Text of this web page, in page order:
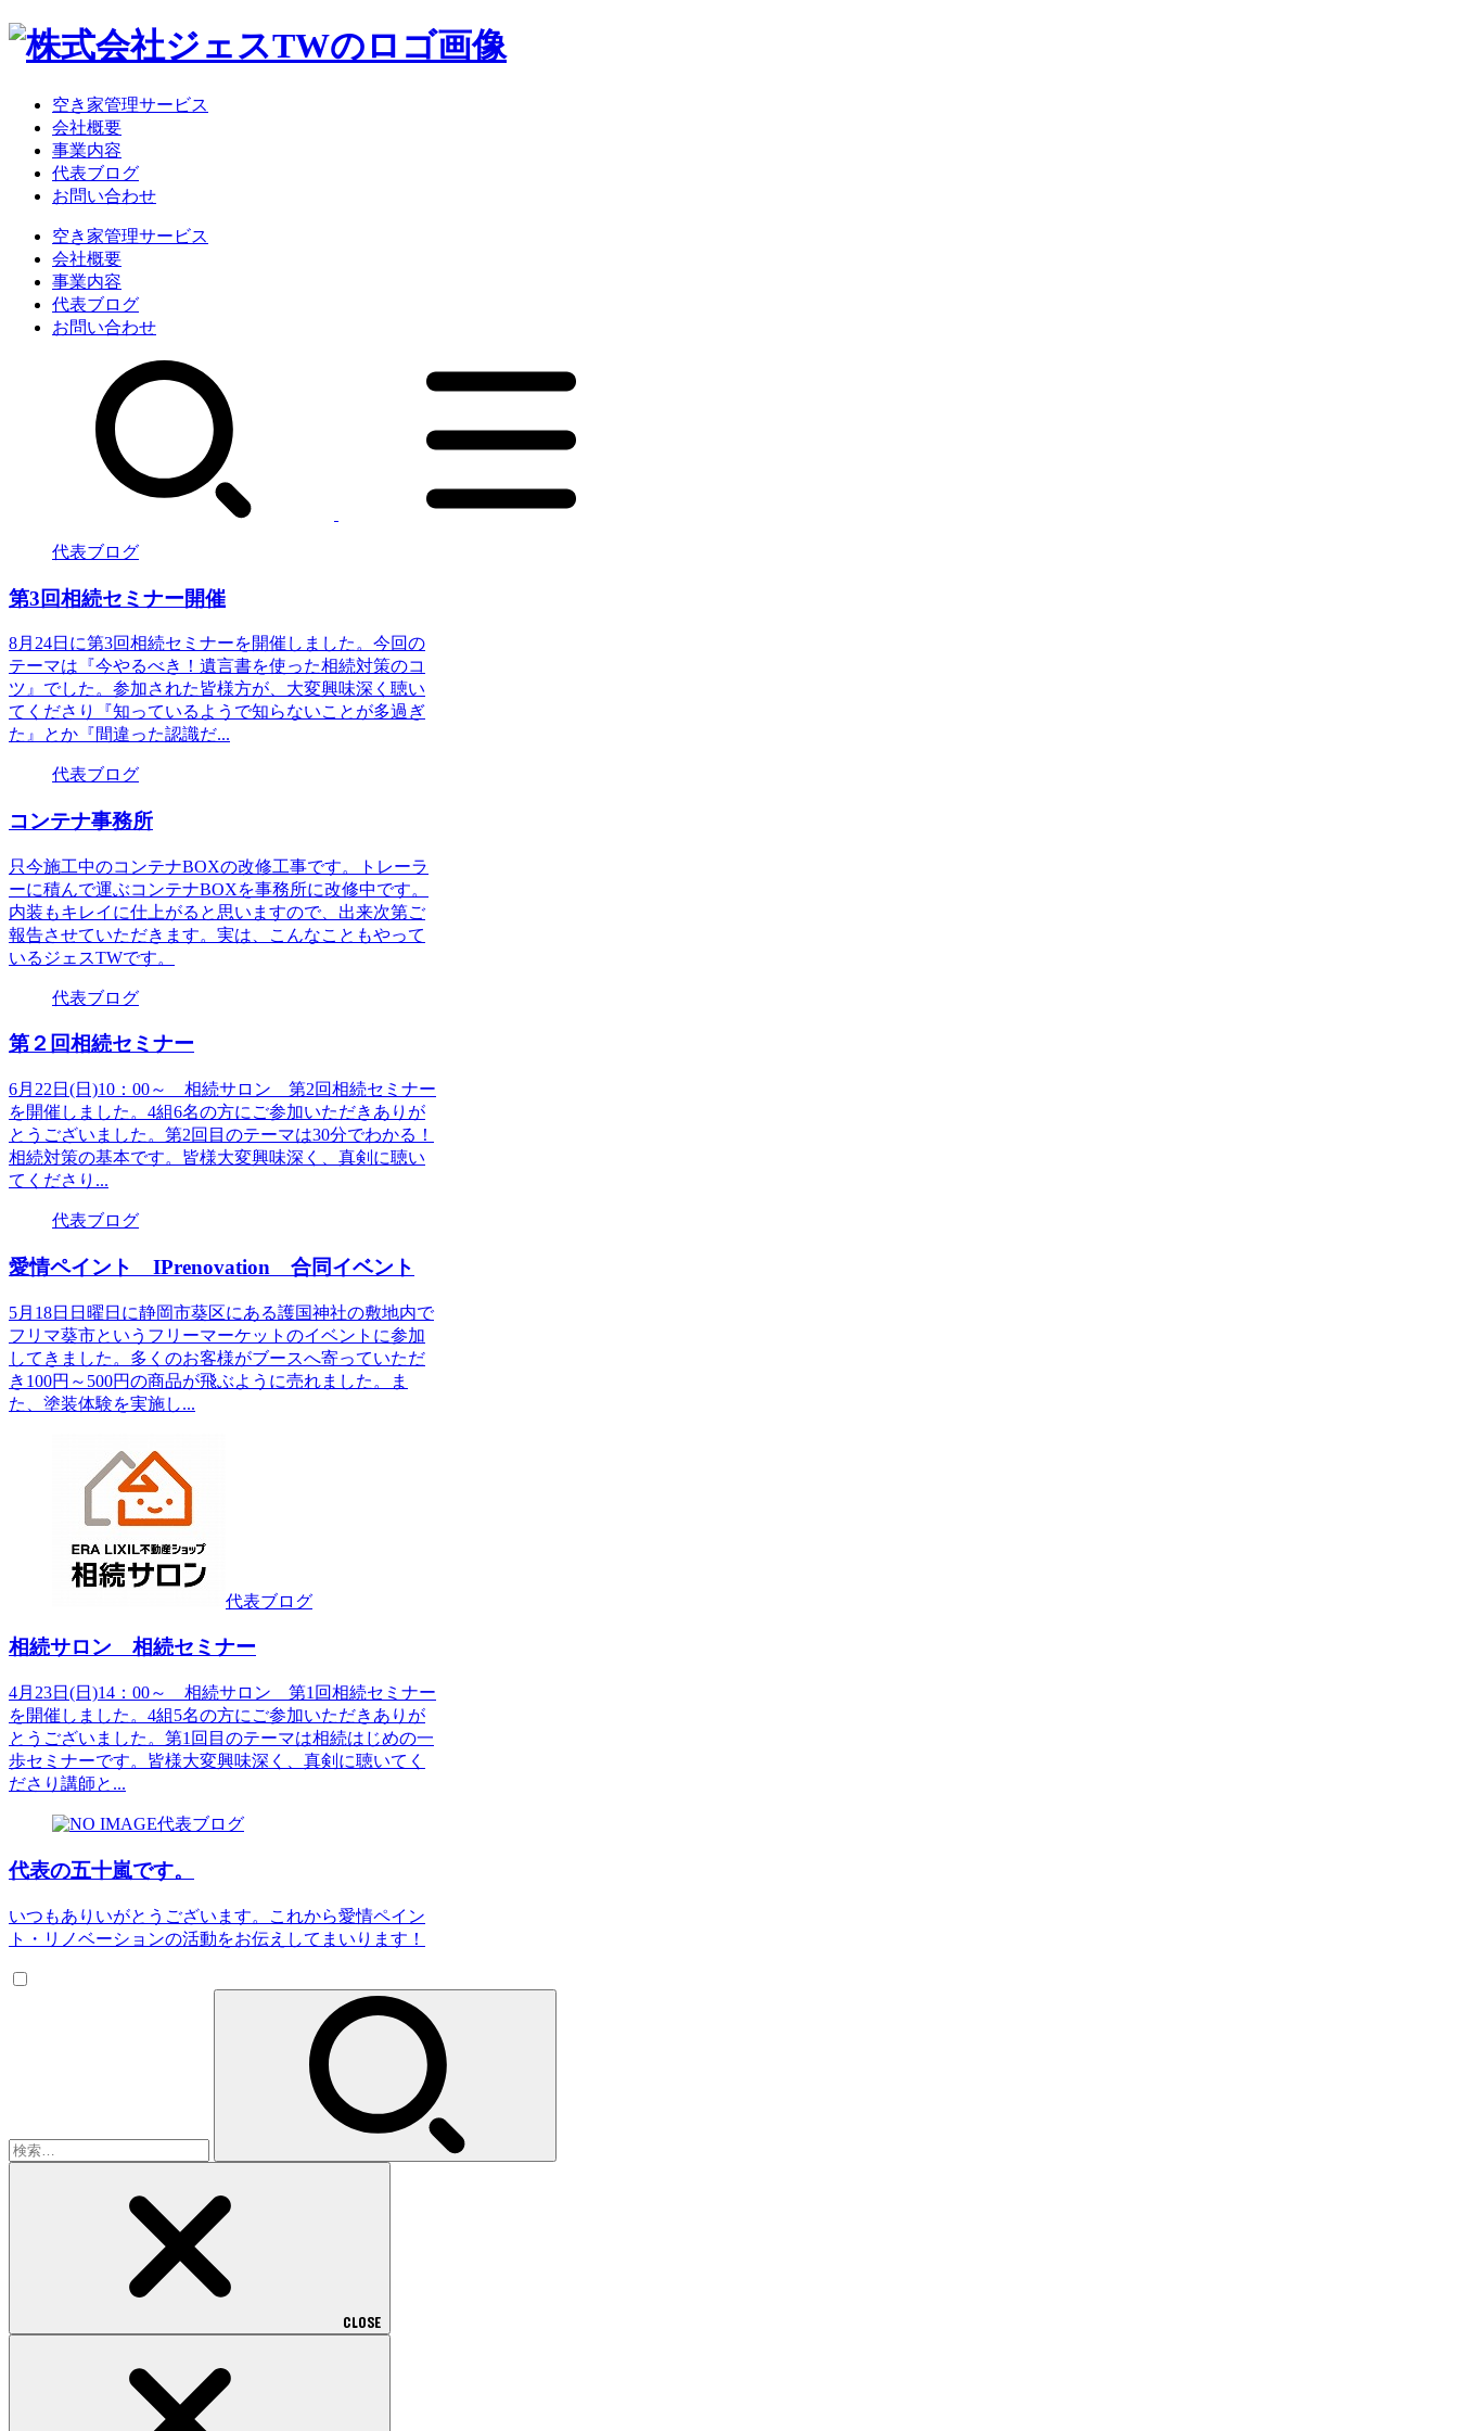
空き家管理サービス
会社概要
事業内容
代表ブログ
お問い合わせ
空き家管理サービス
会社概要
事業内容
代表ブログ
お問い合わせ
代表ブログ
第3回相続セミナー開催
8月24日に第3回相続セミナーを開催しました。今回の
テーマは『今やるべき！遺言書を使った相続対策のコ
ツ』でした。参加された皆様方が、大変興味深く聴い
てくださり『知っているようで知らないことが多過ぎ
た』とか『間違った認識だ...
代表ブログ
コンテナ事務所
只今施工中のコンテナBOXの改修工事です。トレーラ
ーに積んで運ぶコンテナBOXを事務所に改修中です。
内装もキレイに仕上がると思いますので、出来次第ご
報告させていただきます。実は、こんなこともやって
いるジェスTWです。
代表ブログ
第２回相続セミナー
6月22日(日)10：00～ 相続サロン 第2回相続セミナー
を開催しました。4組6名の方にご参加いただきありが
とうございました。第2回目のテーマは30分でわかる！
相続対策の基本です。皆様大変興味深く、真剣に聴い
てくださり...
代表ブログ
愛情ペイント IPrenovation 合同イベント
5月18日日曜日に静岡市葵区にある護国神社の敷地内で
フリマ葵市というフリーマーケットのイベントに参加
してきました。多くのお客様がブースへ寄っていただ
き100円～500円の商品が飛ぶように売れました。ま
た、塗装体験を実施し...
代表ブログ
相続サロン 相続セミナー
4月23日(日)14：00～ 相続サロン 第1回相続セミナー
を開催しました。4組5名の方にご参加いただきありが
とうございました。第1回目のテーマは相続はじめの一
歩セミナーです。皆様大変興味深く、真剣に聴いてく
ださり講師と...
代表ブログ
代表の五十嵐です。
いつもありいがとうございます。これから愛情ペイン
ト・リノベーションの活動をお伝えしてまいります！
CLOSE